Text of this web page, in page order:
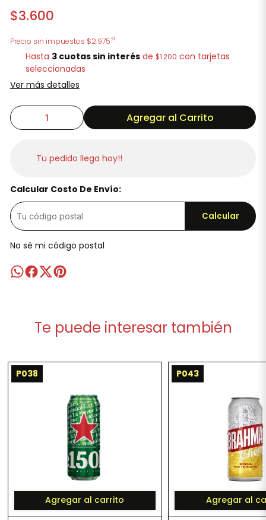
$3.600
Precio sin impuestos $2.97521
Hasta 3 cuotas sin interésde $1.200 con tarjetas
seleccionadas
Ver más detalles
Agregar al Carrito
Tu pedido llega hoy!!
Calcular Costo De Envío:
Calcular
No sé mi código postal
Te puede interesar también
P038
Agregar al carrito
P043
Agregar al